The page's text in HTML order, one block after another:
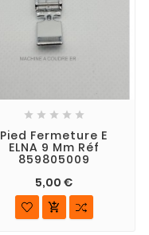
    
Pied Fermeture E
ELNA 9 Mm Réf
859805009
5,00 €
